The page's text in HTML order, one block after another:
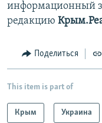
информационный
редакцию
Поделиться
This item is part of
Крым Украина